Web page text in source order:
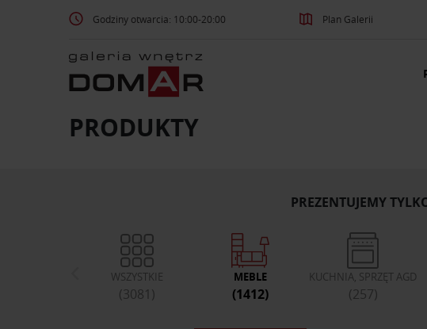
Godziny otwarcia: 10:00-20:00 Plan Galerii
PRODUKTY
PREZENTUJEMY
WSZYSTKIE
(3081)
MEBLE
(1412)
KUCHNIA, SPRZĘT AGD
(257)